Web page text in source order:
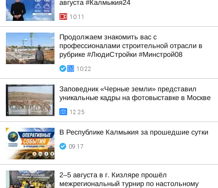
августа #Калмыкия24
10:11
Продолжаем знакомить вас с
профессионалами строительной отрасли в
рубрике #ЛюдиСтройки #Минстрой08
10:22
Заповедник «Черные земли» представил
уникальные кадры на фотовыставке в Москве
12:25
В Республике Калмыкия за прошедшие сутки
09:17
2–5 августа в г. Кизляре прошёл
межрегиональный турнир по настольному